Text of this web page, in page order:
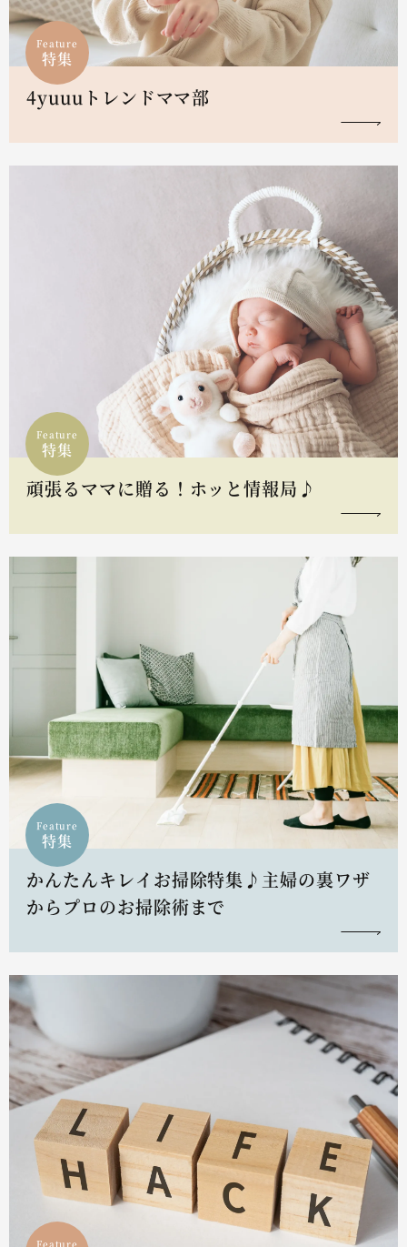
Feature
特集
4yuuuトレンドママ部
Feature
特集
頑張るママに贈る！ホッと情報局♪
Feature
特集
かんたんキレイお掃除特集♪主婦の裏ワザ
からプロのお掃除術まで
Feature